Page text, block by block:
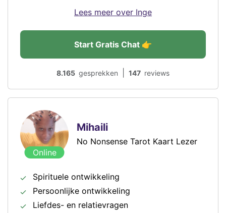
147 reviews
8.165 gesprekken
Start Gratis Chat 👉
Lees meer over Inge
Online
Mihaili
No Nonsense Tarot Kaart Lezer
Spirituele ontwikkeling
Persoonlijke ontwikkeling
Liefdes- en relatievragen